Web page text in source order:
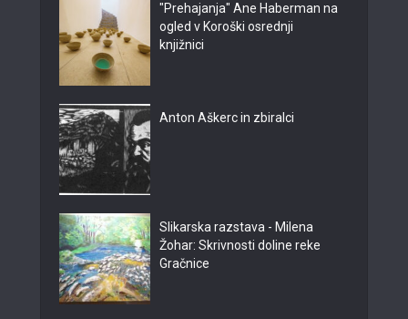
"Prehajanja" Ane Haberman na
ogled v Koroški osrednji
knjižnici
Anton Aškerc in zbiralci
Slikarska razstava - Milena
Žohar: Skrivnosti doline reke
Gračnice